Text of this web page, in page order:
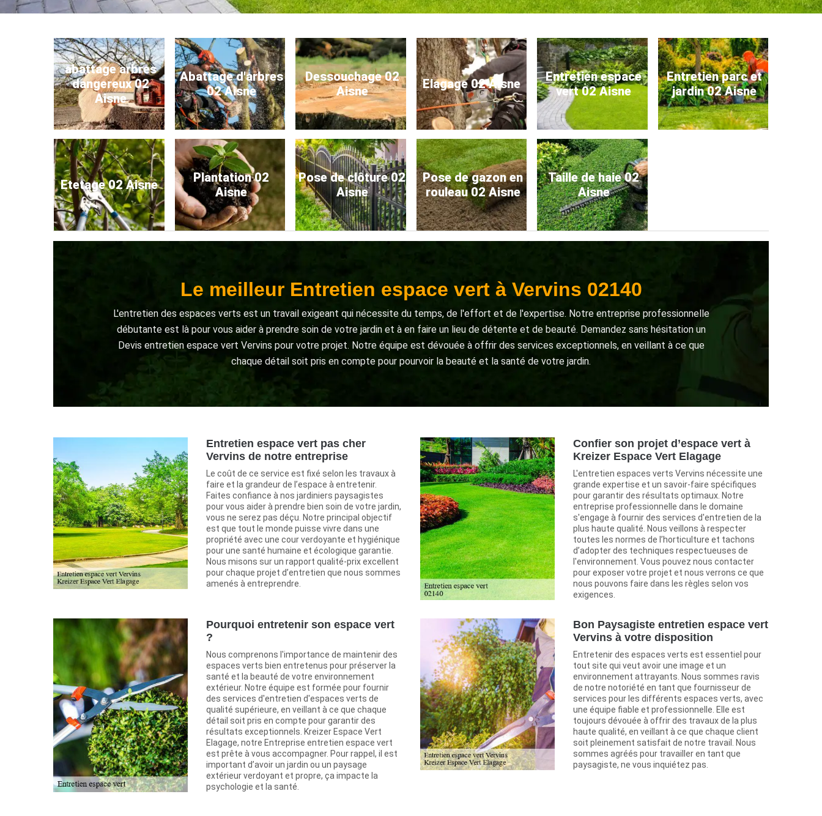
abattage arbres
dangereux 02
Aisne
Abattage d'arbres
02 Aisne
Dessouchage 02
Aisne
Elagage 02 Aisne
Entretien espace
vert 02 Aisne
Entretien parc et
jardin 02 Aisne
Etetage 02 Aisne
Plantation 02
Aisne
Pose de clôture 02
Aisne
Pose de gazon en
rouleau 02 Aisne
Taille de haie 02
Aisne
Le meilleur Entretien espace vert à Vervins 02140
L'entretien des espaces verts est un travail exigeant qui nécessite du temps, de l'effort et de l'expertise. Notre entreprise professionnelle
débutante est là pour vous aider à prendre soin de votre jardin et à en faire un lieu de détente et de beauté. Demandez sans hésitation un
Devis entretien espace vert Vervins pour votre projet. Notre équipe est dévouée à offrir des services exceptionnels, en veillant à ce que
chaque détail soit pris en compte pour pourvoir la beauté et la santé de votre jardin.
Entretien espace vert pas cher
Vervins de notre entreprise
Le coût de ce service est fixé selon les travaux à
faire et la grandeur de l’espace à entretenir.
Faites confiance à nos jardiniers paysagistes
pour vous aider à prendre bien soin de votre jardin,
vous ne serez pas déçu. Notre principal objectif
est que tout le monde puisse vivre dans une
propriété avec une cour verdoyante et hygiénique
pour une santé humaine et écologique garantie.
Nous misons sur un rapport qualité-prix excellent
pour chaque projet d’entretien que nous sommes
amenés à entreprendre.
Confier son projet d’espace vert à
Kreizer Espace Vert Elagage
L'entretien espaces verts Vervins nécessite une
grande expertise et un savoir-faire spécifiques
pour garantir des résultats optimaux. Notre
entreprise professionnelle dans le domaine
s'engage à fournir des services d'entretien de la
plus haute qualité. Nous veillons à respecter
toutes les normes de l’horticulture et tachons
d’adopter des techniques respectueuses de
l'environnement. Vous pouvez nous contacter
pour exposer votre projet et nous verrons ce que
nous pouvons faire dans les règles selon vos
exigences.
Pourquoi entretenir son espace vert
?
Nous comprenons l'importance de maintenir des
espaces verts bien entretenus pour préserver la
santé et la beauté de votre environnement
extérieur. Notre équipe est formée pour fournir
des services d'entretien d'espaces verts de
qualité supérieure, en veillant à ce que chaque
détail soit pris en compte pour garantir des
résultats exceptionnels. Kreizer Espace Vert
Elagage, notre Entreprise entretien espace vert
est prête à vous accompagner. Pour rappel, il est
important d’avoir un jardin ou un paysage
extérieur verdoyant et propre, ça impacte la
psychologie et la santé.
Bon Paysagiste entretien espace vert
Vervins à votre disposition
Entretenir des espaces verts est essentiel pour
tout site qui veut avoir une image et un
environnement attrayants. Nous sommes ravis
de notre notoriété en tant que fournisseur de
services pour les différents espaces verts, avec
une équipe fiable et professionnelle. Elle est
toujours dévouée à offrir des travaux de la plus
haute qualité, en veillant à ce que chaque client
soit pleinement satisfait de notre travail. Nous
sommes agréés pour travailler en tant que
paysagiste, ne vous inquiétez pas.